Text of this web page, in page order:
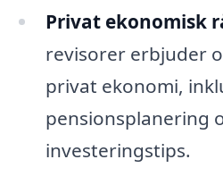
Privat ekonomisk
revisorer erbjuder
privat ekonomi,
pensionsplanering
investeringstips.